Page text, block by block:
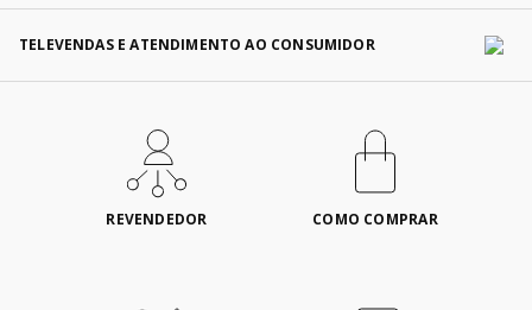
TELEVENDAS E ATENDIMENTO AO CONSUMIDOR
REVENDEDOR COMO COMPRAR